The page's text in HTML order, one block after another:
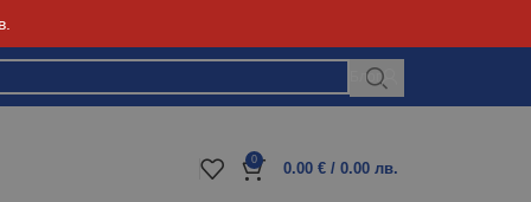
Блог
0
0.00 € / 0.00 лв.